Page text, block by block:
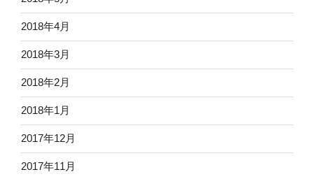
2018年4月
2018年3月
2018年2月
2018年1月
2017年12月
2017年11月